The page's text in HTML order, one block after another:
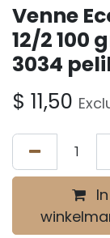
Venne
12/2 100
3034
$ 11,50
In